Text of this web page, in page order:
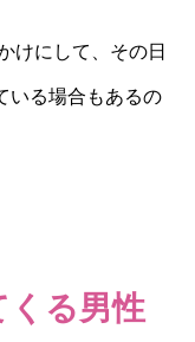
けにして、その日
いる場合もあるの
る男性